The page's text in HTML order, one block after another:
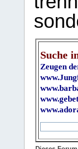
Suche
Zeugen